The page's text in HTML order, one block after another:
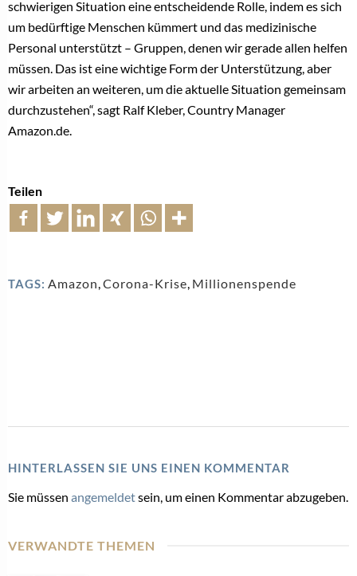
schwierigen Situation eine entscheidende Rolle, indem es sich
um bedürftige Menschen kümmert und das medizinische
Personal unterstützt – Gruppen, denen wir gerade allen helfen
müssen. Das ist eine wichtige Form der Unterstützung, aber
wir arbeiten an weiteren, um die aktuelle Situation gemeinsam
durchzustehen“, sagt Ralf Kleber, Country Manager
Amazon.de.
Teilen
TAGS: Amazon,Corona-Krise, Millionenspende
HINTERLASSEN SIE UNS EINEN KOMMENTAR
Sie müssen angemeldetsein, um einen Kommentar abzugeben.
VERWANDTE THEMEN